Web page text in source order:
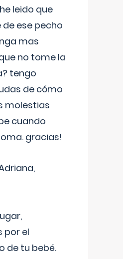
leido que
de ese pecho
mas
no tome la
tengo
de cómo
molestias
cuando
gracias!
por el
de tu bebé.